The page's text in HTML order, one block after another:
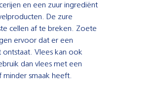
en een zuur ingrediënt
De zure
cellen af te breken. Zoete
ervoor dat er een
Vlees kan ook
dan vlees met een
minder smaak heeft.